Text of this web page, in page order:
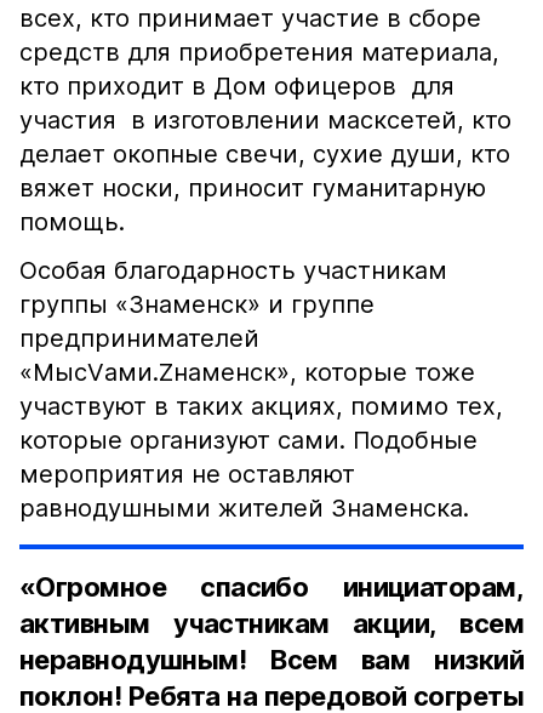
всех, кто принимает участие в сборе
средств для приобретения материала,
кто приходит в Дом офицеров для
участия в изготовлении масксетей, кто
делает окопные свечи, сухие души, кто
вяжет носки, приносит гуманитарную
помощь.
Особая благодарность участникам
группы «Знаменск» и группе
предпринимателей
«МысVами.Zнаменск», которые тоже
участвуют в таких акциях, помимо тех,
которые организуют сами. Подобные
мероприятия не оставляют
равнодушными жителей Знаменска.
«Огромное спасибо инициаторам,
активным участникам акции, всем
неравнодушным! Всем вам низкий
поклон! Ребята на передовой согреты